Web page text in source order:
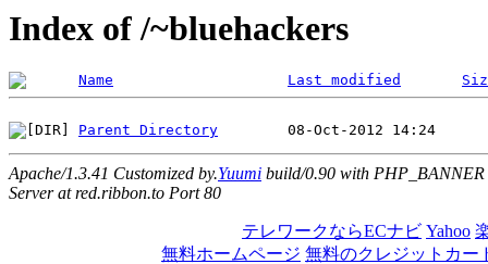
Index of /~bluehackers
Name Last modified
Parent Directory
Apache/1.3.41 Customized by.Yuumi build/0.90 with PHP_BANNER
Server at red.ribbon.to Port 80
テレワークならECナビ Yahoo
無料ホームページ 無料のクレジットカー